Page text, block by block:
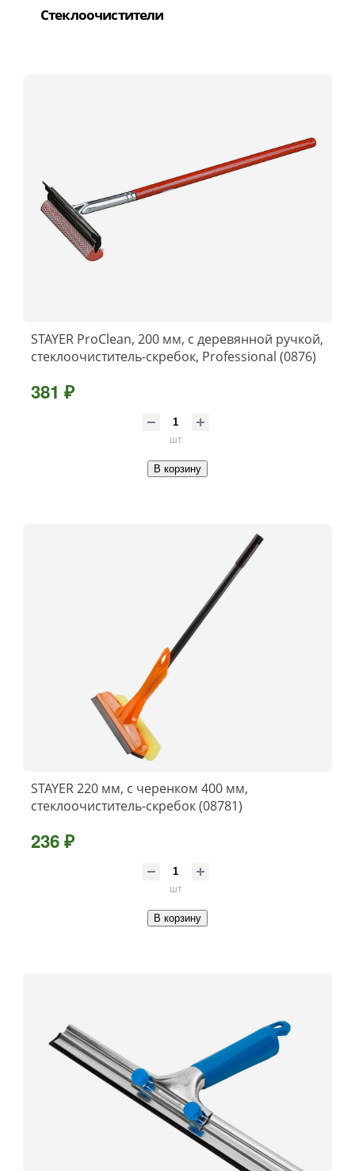
Стеклоочистители
STAYER ProClean, 200 мм, с деревянной ручкой,
стеклоочиститель-скребок, Professional (0876)
381 ₽
шт
В корзину
STAYER 220 мм, с черенком 400 мм,
стеклоочиститель-скребок (08781)
236 ₽
шт
В корзину